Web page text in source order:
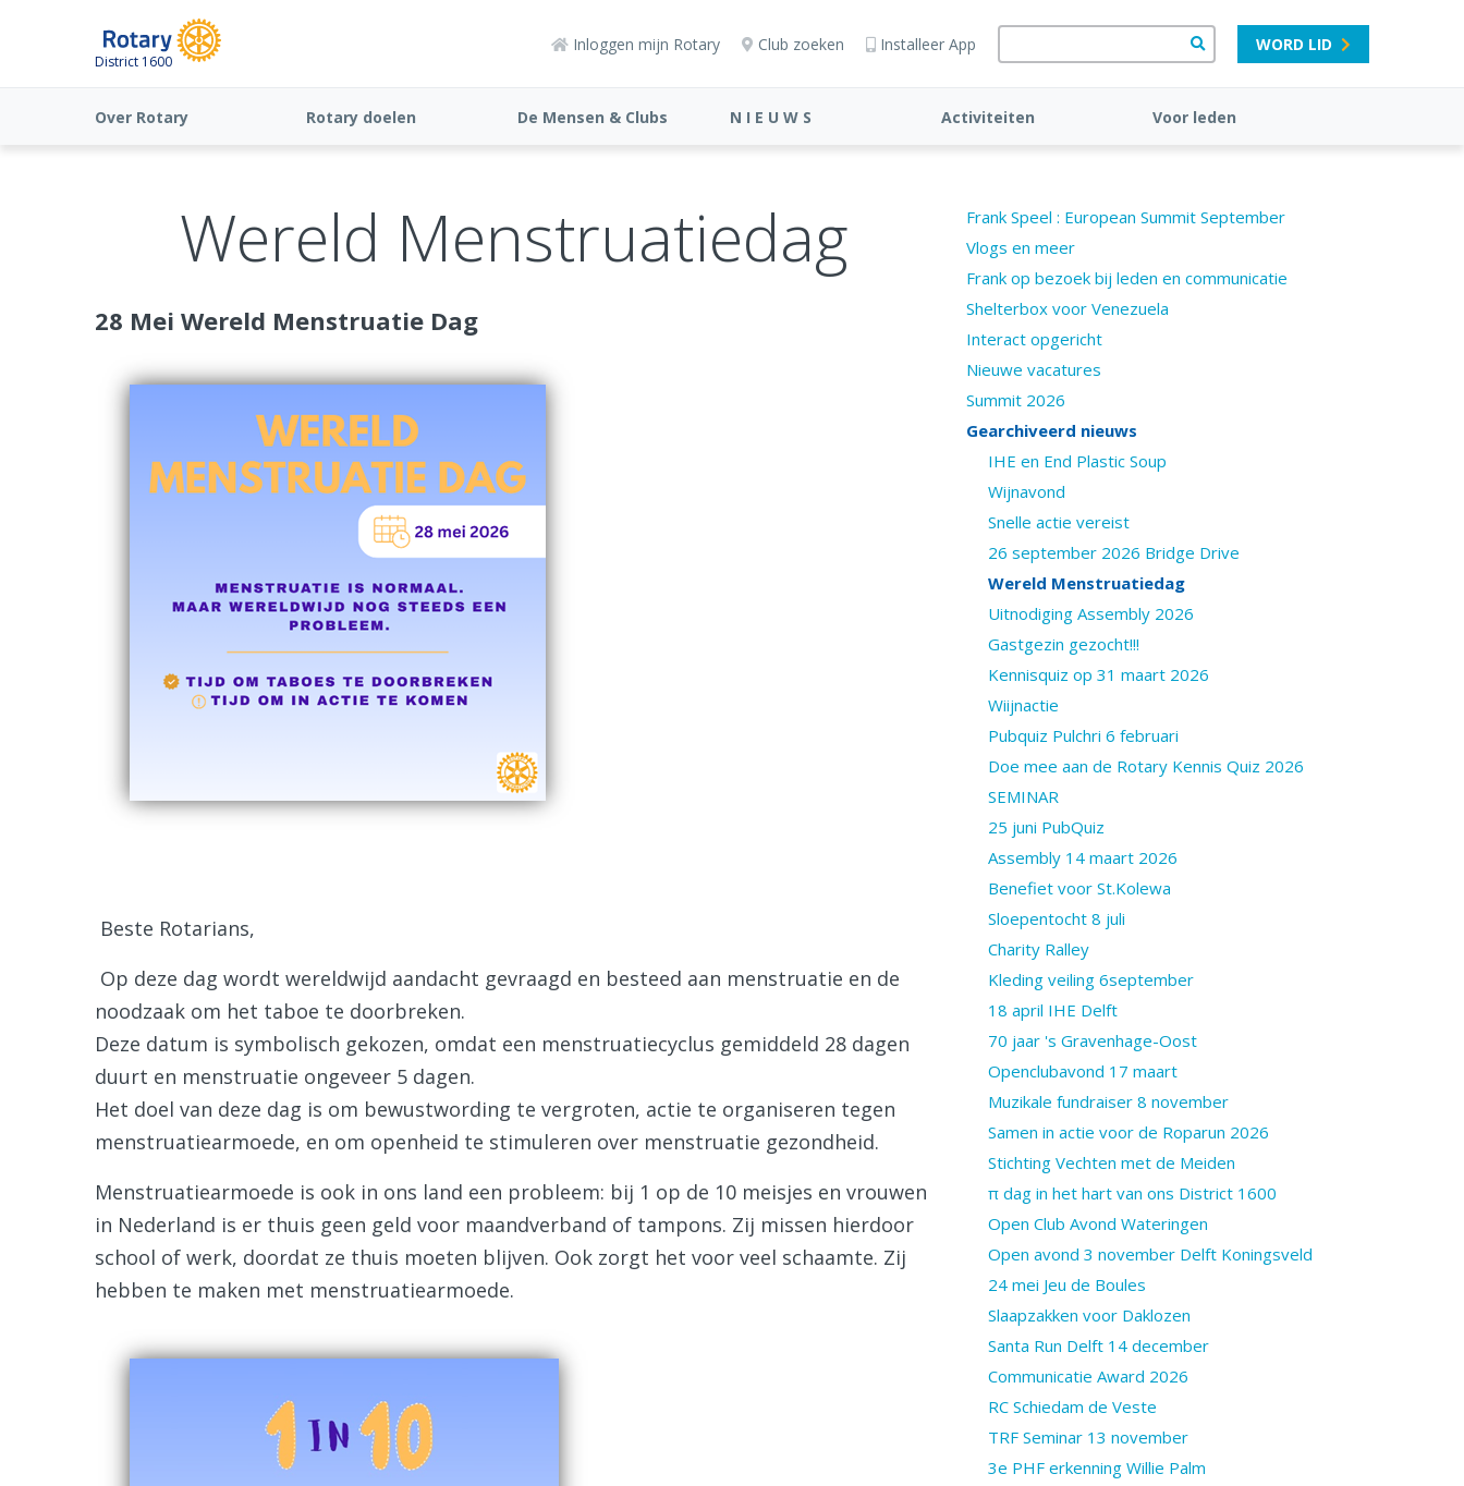
District 1600
Inloggen mijn Rotary Club zoeken Installeer App WORD LID
Over Rotary Rotary doelen De Mensen & Clubs N I E U W S Activiteiten Voor leden
Wereld Menstruatiedag
28 Mei Wereld Menstruatie Dag
Beste Rotarians,
Op deze dag wordt wereldwijd aandacht gevraagd en besteed aan menstruatie en de
noodzaak om het taboe te doorbreken.
Deze datum is symbolisch gekozen, omdat een menstruatiecyclus gemiddeld 28 dagen
duurt en menstruatie ongeveer 5 dagen.
Het doel van deze dag is om bewustwording te vergroten, actie te organiseren tegen
menstruatiearmoede, en om openheid te stimuleren over menstruatie gezondheid.
Menstruatiearmoede is ook in ons land een probleem: bij 1 op de 10 meisjes en vrouwen
in Nederland is er thuis geen geld voor maandverband of tampons. Zij missen hierdoor
school of werk, doordat ze thuis moeten blijven. Ook zorgt het voor veel schaamte. Zij
hebben te maken met menstruatiearmoede.
Frank Speel : European Summit September
Vlogs en meer
Frank op bezoek bij leden en communicatie
Shelterbox voor Venezuela
Interact opgericht
Nieuwe vacatures
Summit 2026
Gearchiveerd nieuws
IHE en End Plastic Soup
Wijnavond
Snelle actie vereist
26 september 2026 Bridge Drive
Wereld Menstruatiedag
Uitnodiging Assembly 2026
Gastgezin gezocht!!!
Kennisquiz op 31 maart 2026
Wiijnactie
Pubquiz Pulchri 6 februari
Doe mee aan de Rotary Kennis Quiz 2026
SEMINAR
25 juni PubQuiz
Assembly 14 maart 2026
Benefiet voor St.Kolewa
Sloepentocht 8 juli
Charity Ralley
Kleding veiling 6september
18 april IHE Delft
70 jaar 's Gravenhage-Oost
Openclubavond 17 maart
Muzikale fundraiser 8 november
Samen in actie voor de Roparun 2026
Stichting Vechten met de Meiden
π dag in het hart van ons District 1600
Open Club Avond Wateringen
Open avond 3 november Delft Koningsveld
24 mei Jeu de Boules
Slaapzakken voor Daklozen
Santa Run Delft 14 december
Communicatie Award 2026
RC Schiedam de Veste
TRF Seminar 13 november
3e PHF erkenning Willie Palm